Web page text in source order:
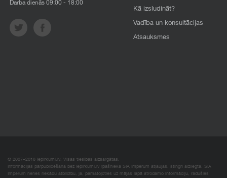
Darba dienās 09:00 - 18:00
Kā izsludināt?
Vadība un konsultācijas
Atsauksmes
© 2007–2018 Iepirkumi.lv. Visas tiesības aizsargātas.
Informācijas pārpublicēšana bez iepirkumi.lv īpašnieka SIA Imperum atļaujas, stingri aizliegta. SIA
Imperum nenes nekādu atbildību, ja, pamatojoties uz mājas lapā atrodamo informāciju, radušies